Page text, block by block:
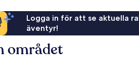
Logga in för att se aktuella
äventyr!
området